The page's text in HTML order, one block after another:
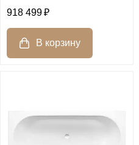
918 499